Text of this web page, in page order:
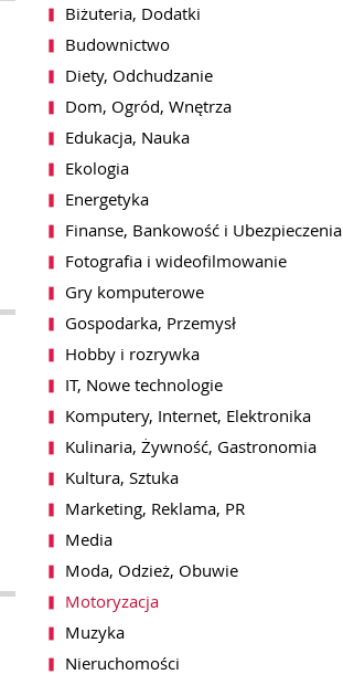
Biżuteria, Dodatki
Budownictwo
Diety, Odchudzanie
Dom, Ogród, Wnętrza
Edukacja, Nauka
Ekologia
Energetyka
Finanse, Bankowość i Ubezpieczenia
Fotografia i wideofilmowanie
Gry komputerowe
Gospodarka, Przemysł
Hobby i rozrywka
IT, Nowe technologie
Komputery, Internet, Elektronika
Kulinaria, Żywność, Gastronomia
Kultura, Sztuka
Marketing, Reklama, PR
Media
Moda, Odzież, Obuwie
Motoryzacja
Muzyka
Nieruchomości